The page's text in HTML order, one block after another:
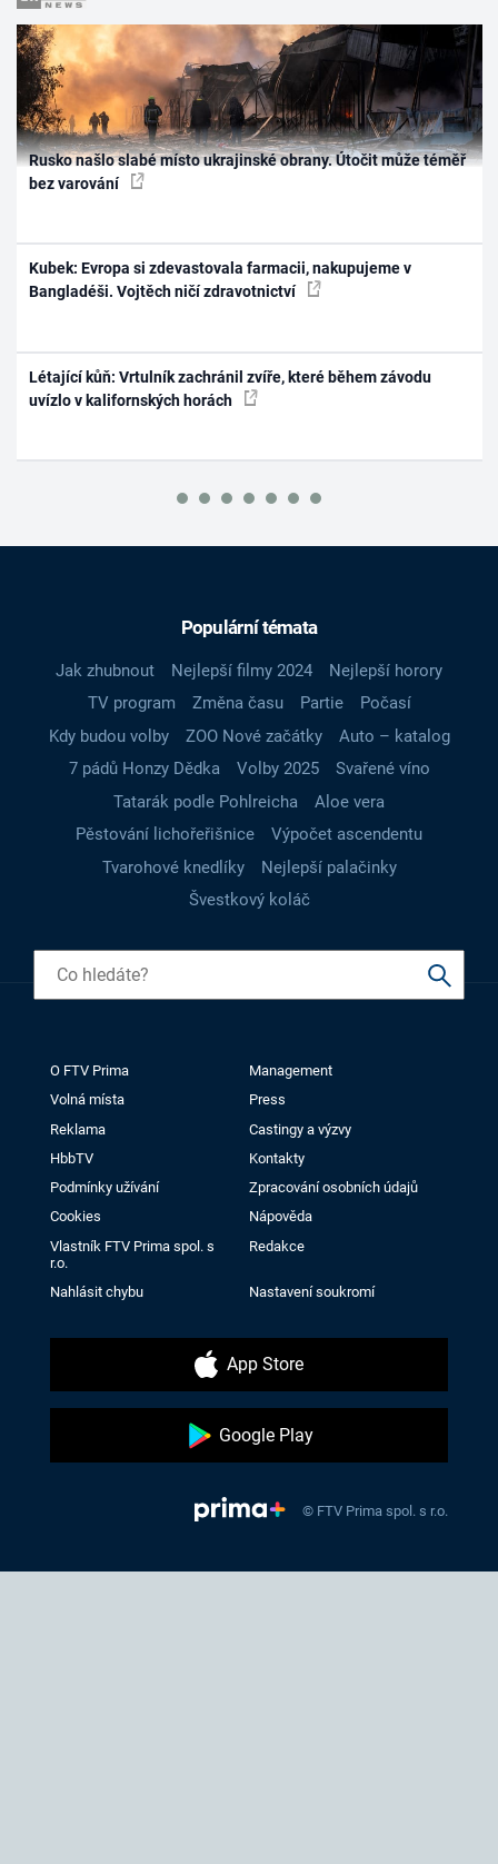
Rusko našlo slabé místo ukrajinské obrany. Útočit může téměř
bez varování
Kubek: Evropa si zdevastovala farmacii, nakupujeme v
Bangladéši. Vojtěch ničí zdravotnictví
Létající kůň: Vrtulník zachránil zvíře, které během závodu
uvízlo v kalifornských horách
Populární témata
Jak zhubnout Nejlepší filmy 2024
Nejlepší horory
TV program
Změna času Partie
Počasí
Kdy budou volby
ZOO Nové začátky
Auto – katalog
7 pádů Honzy Dědka
Volby 2025
Svařené víno
Tatarák podle Pohlreicha
Aloe vera
Pěstování lichořeřišnice
Výpočet ascendentu
Tvarohové knedlíky
Nejlepší palačinky
Švestkový koláč
O FTV Prima
Management
Volná místa
Press
Reklama
Castingy a výzvy
HbbTV
Kontakty
Podmínky užívání
Zpracování osobních údajů
Cookies
Nápověda
Vlastník FTV Prima spol. s
r.o.
Redakce
Nahlásit chybu Nastavení soukromí
App Store
Google Play
© FTV Prima spol. s r.o.